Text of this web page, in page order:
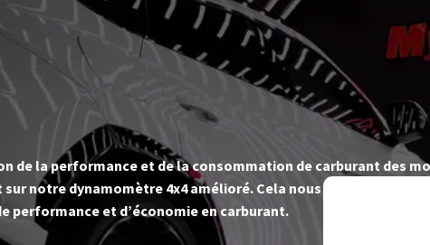
de la performance et de la consommation de carburant des
notre dynamomètre 4x4 amélioré. Cela nous permet de vous
performance et d’économie en carburant.